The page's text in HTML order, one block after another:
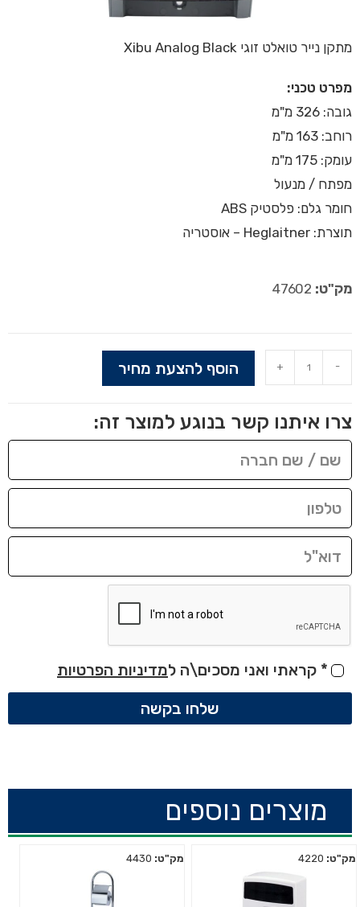
מתקן נייר טואלט זוגי Xibu Analog Black
מפרט טכני:
גובה: 326 מ"מ
רוחב: 163 מ"מ
עומק: 175 מ"מ
מפתח / מנעול
חומר גלם: פלסטיק ABS
תוצרת: Heglaitner – אוסטריה
מק"ט: 47602
-
+ הוסף להצעת מחיר
צרו איתנו קשר בנוגע למוצר זה:
* קראתי ואני מסכים\ה למדיניות הפרטיות
שלחו בקשה
מוצרים נוספים
מק"ט: מק"ט: